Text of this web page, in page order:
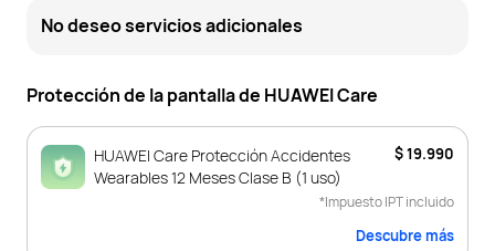
No deseo servicios adicionales
Protección de la pantalla de HUAWEI Care
HUAWEI Care Protección Accidentes
Wearables 12 Meses Clase B (1 uso)
$ 19.990
*Impuesto IPT incluido
Descubre más